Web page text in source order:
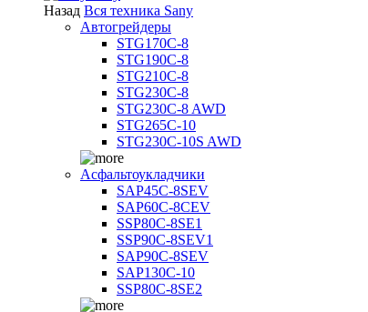
Назад Вся техника Sany
Автогрейдеры
STG170C-8
STG190C-8
STG210C-8
STG230C-8
STG230C-8 AWD
STG265C-10
STG230C-10S AWD
Асфальтоукладчики
SAP45С-8SEV
SAP60C-8CEV
SSP80C-8SE1
SSP90C-8SEV1
SAP90C-8SEV
SAP130C-10
SSP80C-8SE2